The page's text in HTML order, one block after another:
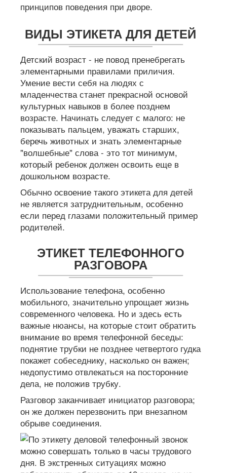
принципов поведения при дворе.
ВИДЫ ЭТИКЕТА ДЛЯ ДЕТЕЙ
Детский возраст - не повод пренебрегать
элементарными правилами приличия.
Умение вести себя на людях с
младенчества станет прекрасной основой
культурных навыков в более позднем
возрасте. Начинать следует с малого: не
показывать пальцем, уважать старших,
беречь животных и знать элементарные
"волшебные" слова - это тот минимум,
который ребенок должен освоить еще в
дошкольном возрасте.
Обычно освоение такого этикета для детей
не является затруднительным, особенно
если перед глазами положительный пример
родителей.
ЭТИКЕТ ТЕЛЕФОННОГО
РАЗГОВОРА
Использование телефона, особенно
мобильного, значительно упрощает жизнь
современного человека. Но и здесь есть
важные нюансы, на которые стоит обратить
внимание во время телефонной беседы:
поднятие трубки не позднее четвертого гудка
покажет собеседнику, насколько он важен;
недопустимо отвлекаться на посторонние
дела, не положив трубку.
Разговор заканчивает инициатор разговора;
он же должен перезвонить при внезапном
обрыве соединения.